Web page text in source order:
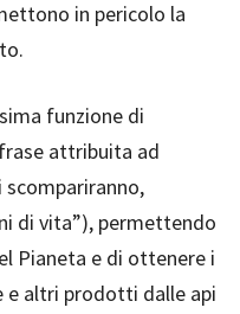
in pericolo la
funzione di
attribuita ad
scompariranno,
di vita”), permettendo
Pianeta e di ottenere i
e altri prodotti dalle api